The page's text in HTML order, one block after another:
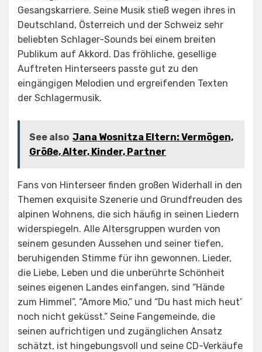
Gesangskarriere. Seine Musik stieß wegen ihres in
Deutschland, Österreich und der Schweiz sehr
beliebten Schlager-Sounds bei einem breiten
Publikum auf Akkord. Das fröhliche, gesellige
Auftreten Hinterseers passte gut zu den
eingängigen Melodien und ergreifenden Texten
der Schlagermusik.
See also Jana Wosnitza Eltern: Vermögen,
Größe, Alter, Kinder, Partner
Fans von Hinterseer finden großen Widerhall in den
Themen exquisite Szenerie und Grundfreuden des
alpinen Wohnens, die sich häufig in seinen Liedern
widerspiegeln. Alle Altersgruppen wurden von
seinem gesunden Aussehen und seiner tiefen,
beruhigenden Stimme für ihn gewonnen. Lieder,
die Liebe, Leben und die unberührte Schönheit
seines eigenen Landes einfangen, sind “Hände
zum Himmel”, “Amore Mio,” und “Du hast mich heut’
noch nicht geküsst.” Seine Fangemeinde, die
seinen aufrichtigen und zugänglichen Ansatz
schätzt, ist hingebungsvoll und seine CD-Verkäufe